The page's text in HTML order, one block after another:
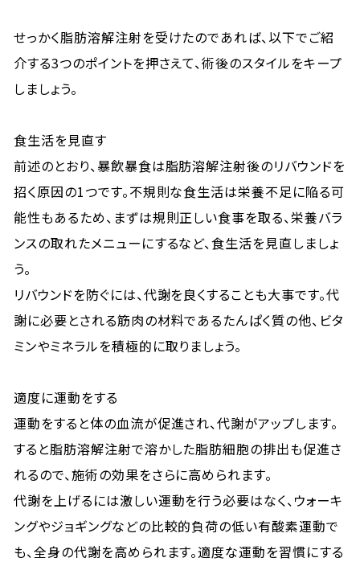
せっかく脂肪溶解注射を受けたのであれば、以下でご紹
介する3つのポイントを押さえて、術後のスタイルをキープ
しましょう。
食生活を見直す
前述のとおり、暴飲暴食は脂肪溶解注射後のリバウンドを
招く原因の1つです。不規則な食生活は栄養不足に陥る可
能性もあるため、まずは規則正しい食事を取る、栄養バラ
ンスの取れたメニューにするなど、食生活を見直しましょ
う。
リバウンドを防ぐには、代謝を良くすることも大事です。代
謝に必要とされる筋肉の材料であるたんぱく質の他、ビタ
ミンやミネラルを積極的に取りましょう。
適度に運動をする
運動をすると体の血流が促進され、代謝がアップします。
すると脂肪溶解注射で溶かした脂肪細胞の排出も促進さ
れるので、施術の効果をさらに高められます。
代謝を上げるには激しい運動を行う必要はなく、ウォーキ
ングやジョギングなどの比較的負荷の低い有酸素運動で
も、全身の代謝を高められます。適度な運動を習慣にする